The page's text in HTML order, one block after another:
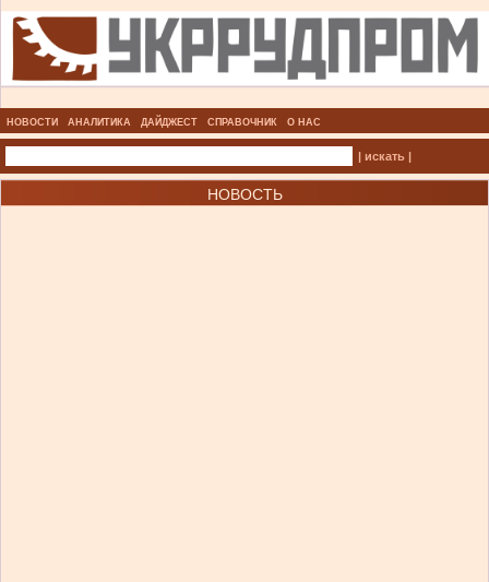
НОВОСТИ АНАЛИТИКА ДАЙДЖЕСТ СПРАВОЧНИК О НАС
| искать |
НОВОСТЬ